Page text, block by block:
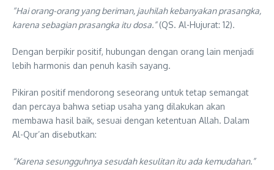
“Hai orang-orang yang beriman, jauhilah kebanyakan prasangka,
karena sebagian prasangka itu dosa.”(QS. Al-Hujurat: 12).
Dengan berpikir positif, hubungan dengan orang lain menjadi
lebih harmonis dan penuh kasih sayang.
Pikiran positif mendorong seseorang untuk tetap semangat
dan percaya bahwa setiap usaha yang dilakukan akan
membawa hasil baik, sesuai dengan ketentuan Allah. Dalam
Al-Qur’an disebutkan:
“Karena sesungguhnya sesudah kesulitan itu ada kemudahan.”